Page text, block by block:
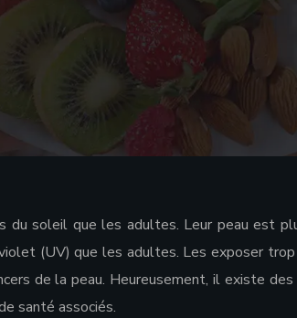
du soleil que les adultes. Leur peau est
(UV) que les adultes. Les exposer
de la peau. Heureusement, il existe
santé associés.